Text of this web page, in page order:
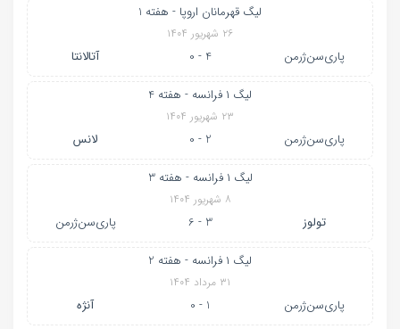
لیگ قهرمانان اروپا - هفته 1
۲۶ شهریور ۱۴۰۴
پاری‌سن‌ژرمن 4 - 0 آتالانتا
لیگ ۱ فرانسه - هفته 4
۲۳ شهریور ۱۴۰۴
پاری‌سن‌ژرمن 2 - 0 لانس
لیگ ۱ فرانسه - هفته 3
۸ شهریور ۱۴۰۴
تولوز 3 - 6 پاری‌سن‌ژرمن
لیگ ۱ فرانسه - هفته 2
۳۱ مرداد ۱۴۰۴
پاری‌سن‌ژرمن 1 - 0 آنژه